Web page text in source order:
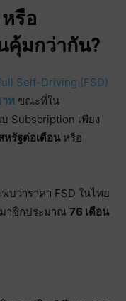
รือ
คุ้มกว่ากัน?
Self-Driving (FSD)
ท ขณะที่ใน
Subscription เพียง
หรัฐต่อเดือนหรือ
บว่าราคา FSD ในไทย
าชิกประมาณ 76 เดือน